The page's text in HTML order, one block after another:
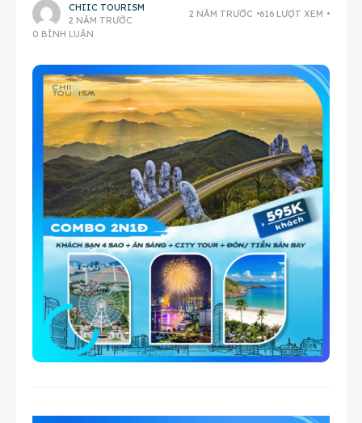
CHIIC TOURISM
2 NĂM TRƯỚC
2 NĂM TRƯỚC
616 LƯỢT XEM
0 BÌNH LUẬN